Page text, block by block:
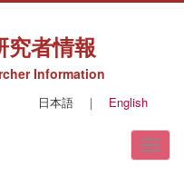
究者情報
Information
日本語 ｜ English